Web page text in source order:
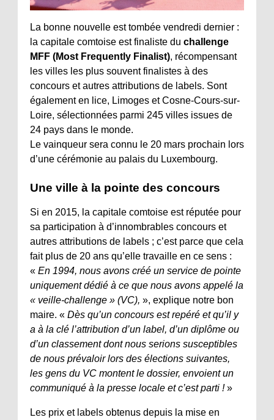
La bonne nouvelle est tombée vendredi dernier :
la capitale comtoise est finaliste du challenge
MFF (Most Frequently Finalist), récompensant
les villes les plus souvent finalistes à des
concours et autres attributions de labels. Sont
également en lice, Limoges et Cosne-Cours-sur-
Loire, sélectionnées parmi 245 villes issues de
24 pays dans le monde.
Le vainqueur sera connu le 20 mars prochain lors
d’une cérémonie au palais du Luxembourg.
Une ville à la pointe des concours
Si en 2015, la capitale comtoise est réputée pour
sa participation à d’innombrables concours et
autres attributions de labels ; c’est parce que cela
fait plus de 20 ans qu’elle travaille en ce sens :
« En 1994, nous avons créé un service de pointe
uniquement dédié à ce que nous avons appelé la
« veille-challenge » (VC), », explique notre bon
maire. « Dès qu’un concours est repéré et qu’il y
a à la clé l’attribution d’un label, d’un diplôme ou
d’un classement dont nous serions susceptibles
de nous prévaloir lors des élections suivantes,
les gens du VC montent le dossier, envoient un
communiqué à la presse locale et c’est parti !»
Les prix et labels obtenus depuis la mise en